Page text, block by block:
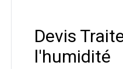
Devis
l'humidité